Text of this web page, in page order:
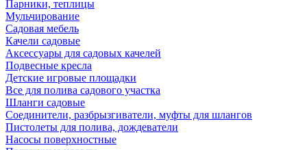
Парники, теплицы
Мульчирование
Садовая мебель
Качели садовые
Аксессуары для садовых качелей
Подвесные кресла
Детские игровые площадки
Все для полива садового участка
Шланги садовые
Соединители, разбрызгиватели, муфты для шлангов
Пистолеты для полива, дождеватели
Насосы поверхностные